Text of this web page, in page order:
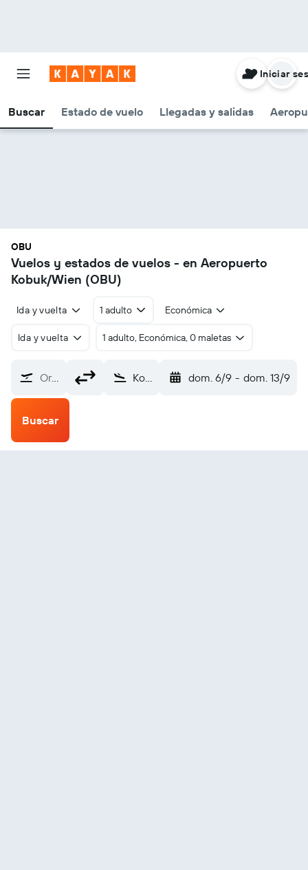
Buscar Estado de vuelo Llegadas y salidas
Iniciar
OBU
Vuelos y estados de vuelos - en Aeropuerto
Kobuk/Wien (OBU)
Ida y vuelta 1 adulto Económica
Ida y vuelta 1 adulto, Económica, 0 maletas
Origen Kobuk/Wien (OBU) dom. 6/9 - dom. 13/9
Buscar